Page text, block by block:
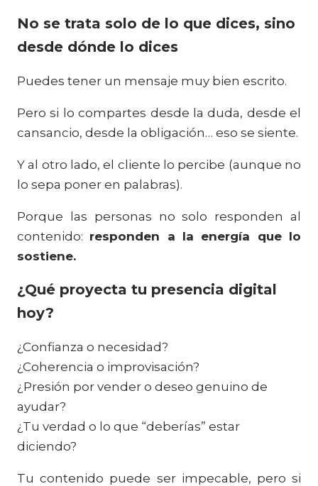
No se trata solo de lo que dices, sino
desde dónde lo dices
Puedes tener un mensaje muy bien escrito.
Pero si lo compartes desde la duda, desde el
cansancio, desde la obligación… eso se siente.
Y al otro lado, el cliente lo percibe (aunque no
lo sepa poner en palabras).
Porque las personas no solo responden al
contenido: responden a la energía que lo
sostiene.
¿Qué proyecta tu presencia digital
hoy?
¿Confianza o necesidad?
¿Coherencia o improvisación?
¿Presión por vender o deseo genuino de
ayudar?
¿Tu verdad o lo que “deberías” estar
diciendo?
Tu contenido puede ser impecable, pero si